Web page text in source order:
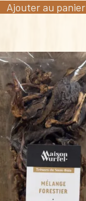
Ajouter au panier